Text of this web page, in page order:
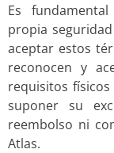
Es
propia
aceptar estos
reconocen y
requisitos
suponer su
reembolso ni
Atlas.